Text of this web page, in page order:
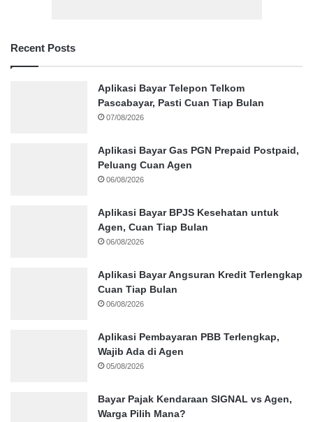
Recent Posts
Aplikasi Bayar Telepon Telkom
Pascabayar, Pasti Cuan Tiap Bulan
07/08/2026
Aplikasi Bayar Gas PGN Prepaid Postpaid,
Peluang Cuan Agen
06/08/2026
Aplikasi Bayar BPJS Kesehatan untuk
Agen, Cuan Tiap Bulan
06/08/2026
Aplikasi Bayar Angsuran Kredit Terlengkap
Cuan Tiap Bulan
06/08/2026
Aplikasi Pembayaran PBB Terlengkap,
Wajib Ada di Agen
05/08/2026
Bayar Pajak Kendaraan SIGNAL vs Agen,
Warga Pilih Mana?